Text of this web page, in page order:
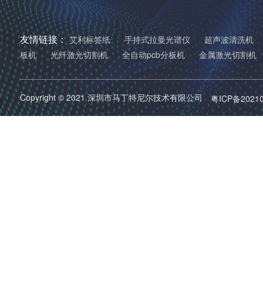
友情链接： 艾利标签纸 手持式拉曼光谱仪
超声波清洗机
板机
光纤激光切割机 全自动pcb分板机 金属激光切割机
Copyright © 2021 深圳市马丁特尼尔技术有限公司 粤ICP备